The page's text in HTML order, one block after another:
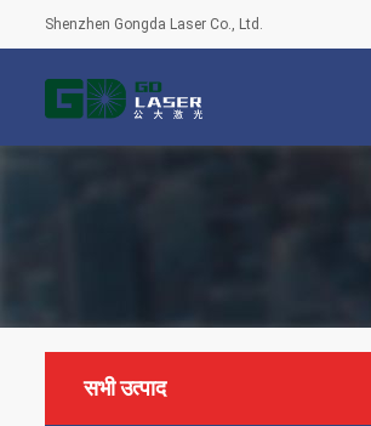
Shenzhen Gongda Laser Co., Ltd.
सभी उत्पाद